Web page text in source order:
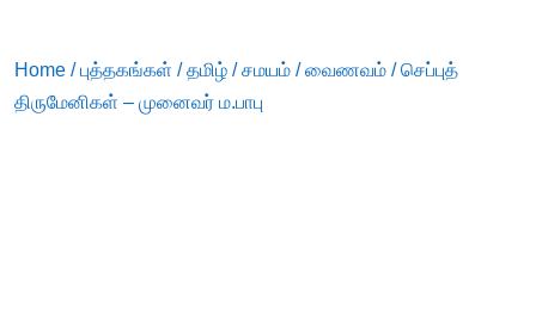
Home /புத்தகங்கள் /தமிழ் /சமயம் /வைணவம் / செப்புத்
திருமேனிகள் – முனைவர் ம.பாபு